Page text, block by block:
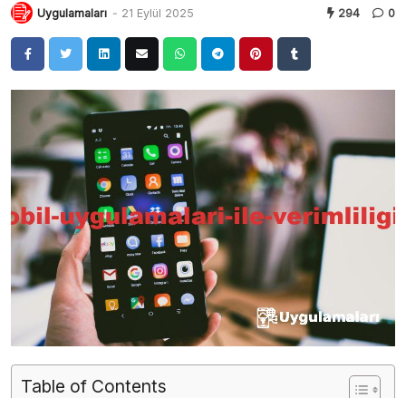
Uygulamaları - 21 Eylül 2025 294 0
Table of Contents